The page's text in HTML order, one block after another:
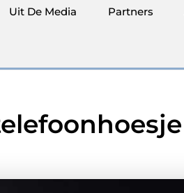
Uit De Media Partners